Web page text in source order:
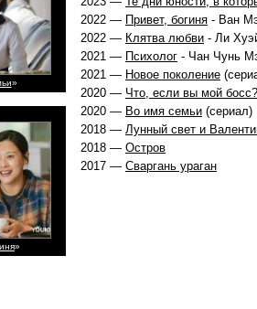
»
»
2022 — Привет, богиня - Ван
2022 — Клятва любви - Ли
2021 — Психолог - Чан Чунь
2021 — Новое поколение
2020 — Что, если вы мой босс?
2020 — Во имя семьи (сериал)
2018 — Лунный свет и
2018 — Остров
2017 — Сваргань ураган